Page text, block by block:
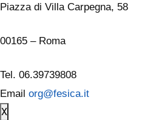
Piazza di Villa Carpegna, 58
00165 – Roma
Tel. 06.39739808
Email org@fesica.it
X